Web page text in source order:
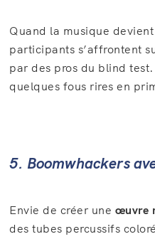
Quand la musique
participants s’affrontent
par des pros du blind
quelques fous rires en
5. Boomwhackers
Envie de créer une œuvre
des tubes percussifs